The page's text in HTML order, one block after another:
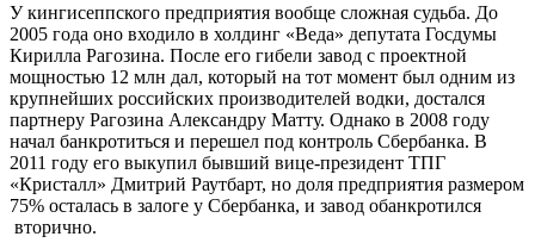
У кингисеппского предприятия вообще сложная судьба. До
2005 года оно входило в холдинг «Веда» депутата Госдумы
Кирилла Рагозина. После его гибели завод с проектной
мощностью 12 млн дал, который на тот момент был одним из
крупнейших российских производителей водки, достался
партнеру Рагозина Александру Матту. Однако в 2008 году
начал банкротиться и перешел под контроль Сбербанка. В
2011 году его выкупил бывший вице-президент ТПГ
«Кристалл» Дмитрий Раутбарт, но доля предприятия размером
75% осталась в залоге у Сбербанка, и завод обанкротился
вторично.